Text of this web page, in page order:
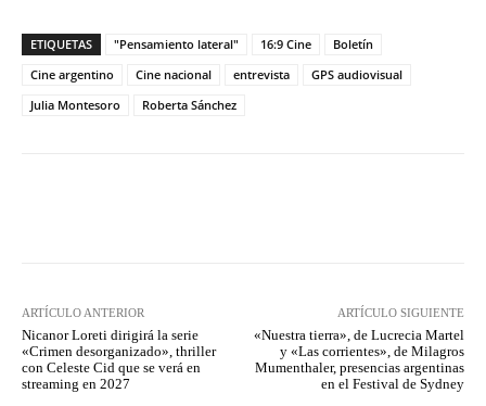
ETIQUETAS "Pensamiento lateral" 16:9 Cine
Boletín
Cine argentino
Cine nacional entrevista
GPS audiovisual
Julia Montesoro
Roberta Sánchez
ARTÍCULO ANTERIOR
Nicanor Loreti dirigirá la serie
«Crimen desorganizado», thriller
con Celeste Cid que se verá en
streaming en 2027
ARTÍCULO SIGUIENTE
«Nuestra tierra», de Lucrecia Martel
y «Las corrientes», de Milagros
Mumenthaler, presencias argentinas
en el Festival de Sydney